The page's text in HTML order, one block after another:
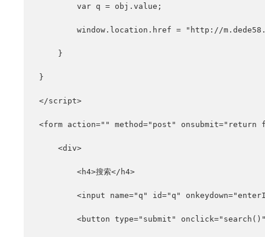
        var q = obj.value;
window.location.href = "http://
    }
}
</script>
<form action="" method="post" onsubmit="return
    <div>
        <h4>搜索</h4>
<input name="q" id="q"
<button type="submit"